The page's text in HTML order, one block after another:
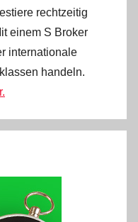
rechtzeitig
einem S Broker
internationale
handeln.